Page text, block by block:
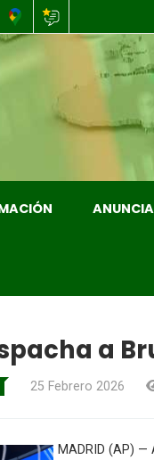
a
25 Febrero 2026
MADRID (AP)